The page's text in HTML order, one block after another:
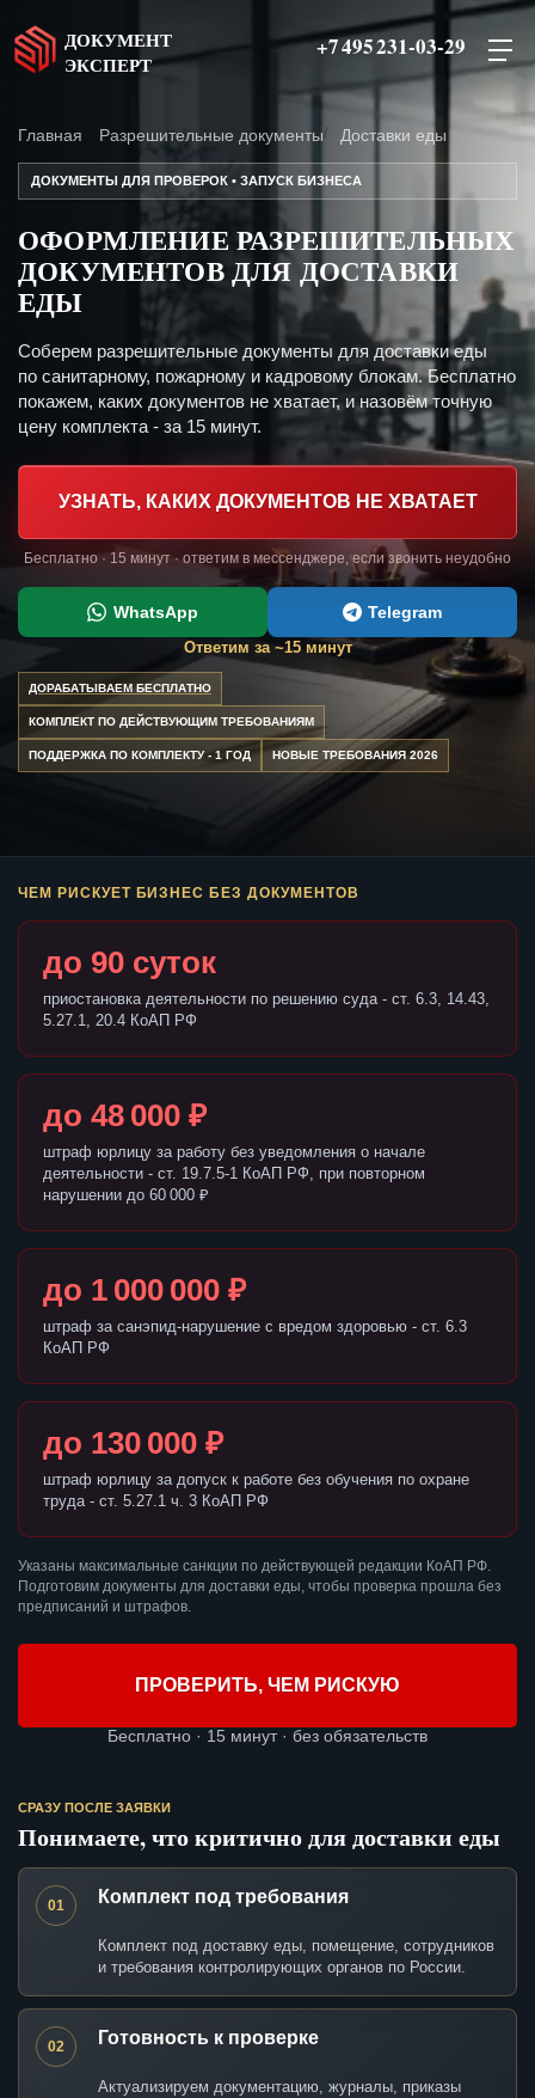
ДОКУМЕНТ
ЭКСПЕРТ
+7 495 231-03-29
Главная Разрешительные документы Доставки еды
ДОКУМЕНТЫ ДЛЯ ПРОВЕРОК • ЗАПУСК БИЗНЕСА
ОФОРМЛЕНИЕ РАЗРЕШИТЕЛЬНЫХ
ДОКУМЕНТОВ ДЛЯ ДОСТАВКИ
ЕДЫ
Соберем разрешительные документы для доставки еды
по санитарному, пожарному и кадровому блокам. Бесплатно
покажем, каких документов не хватает, и назовём точную
цену комплекта - за 15 минут.
УЗНАТЬ, КАКИХ ДОКУМЕНТОВ НЕ ХВАТАЕТ
Бесплатно · 15 минут · ответим в мессенджере, если звонить неудобно
WhatsApp Telegram
Ответим за ~15 минут
ДОРАБАТЫВАЕМ БЕСПЛАТНО
КОМПЛЕКТ ПО ДЕЙСТВУЮЩИМ ТРЕБОВАНИЯМ
ПОДДЕРЖКА ПО КОМПЛЕКТУ - 1 ГОД НОВЫЕ ТРЕБОВАНИЯ 2026
ЧЕМ РИСКУЕТ БИЗНЕС БЕЗ ДОКУМЕНТОВ
до 90 суток
приостановка деятельности по решению суда - ст. 6.3, 14.43,
5.27.1, 20.4 КоАП РФ
до 48 000 ₽
штраф юрлицу за работу без уведомления о начале
деятельности - ст. 19.7.5-1 КоАП РФ, при повторном
нарушении до 60 000 ₽
до 1 000 000 ₽
штраф за санэпид-нарушение с вредом здоровью - ст. 6.3
КоАП РФ
до 130 000 ₽
штраф юрлицу за допуск к работе без обучения по охране
труда - ст. 5.27.1 ч. 3 КоАП РФ
Указаны максимальные санкции по действующей редакции КоАП РФ.
Подготовим документы для доставки еды, чтобы проверка прошла без
предписаний и штрафов.
ПРОВЕРИТЬ, ЧЕМ РИСКУЮ
Бесплатно · 15 минут · без обязательств
СРАЗУ ПОСЛЕ ЗАЯВКИ
Понимаете, что критично для доставки еды
01 Комплект под требования
Комплект под доставку еды, помещение, сотрудников
и требования контролирующих органов по России.
02 Готовность к проверке
Актуализируем документацию, журналы, приказы